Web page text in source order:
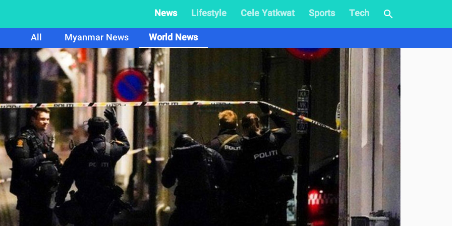
News Lifestyle Cele Yatkwat Sports
Tech
All
Myanmar News
World News